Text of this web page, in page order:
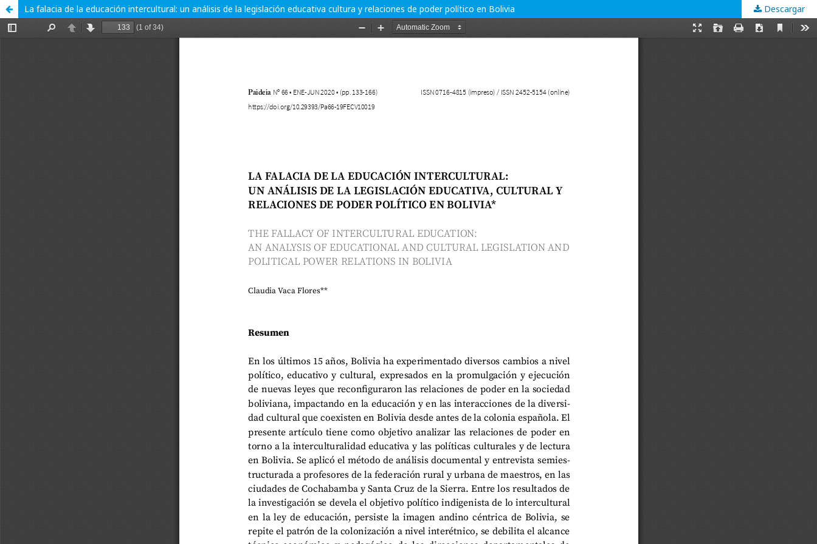
La falacia de la educación intercultural: un análisis de la legislación educativa cultura y relaciones de poder político en Bolivia Descargar